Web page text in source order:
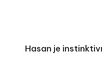
Hasan je